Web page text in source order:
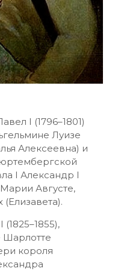
I (1796–1801)
Луизе
Алексеевна) и
I Александр I
Августе,
Шарлотте
короля